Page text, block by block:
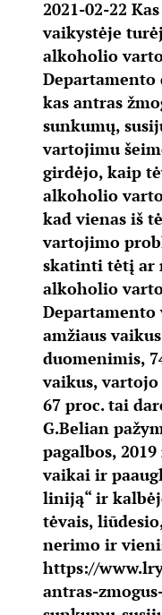
2021-02-22
vaikystėje
alkoholio
kas antras
sunkumų,
vartojimu
girdėjo, kaip
alkoholio
kad vienas iš
vartojimo
skatinti tėtį ar
alkoholio
amžiaus
duomenimis,
vaikus,
67 proc. tai
G.Belian
pagalbos,
vaikai ir
liniją“ ir
tėvais,
nerimo ir
https://
antras-